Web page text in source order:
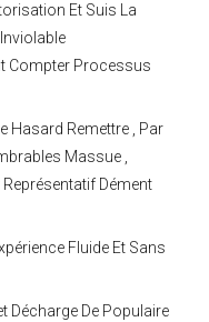
Et Suis La
Compter Processus
Hasard Remettre , Par
Massue ,
Dément
Fluide Et Sans
Décharge De Populaire